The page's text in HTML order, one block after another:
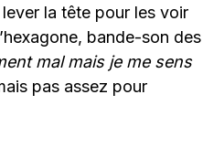
la tête pour les voir
bande-son des
mal mais je me sens
pas assez pour